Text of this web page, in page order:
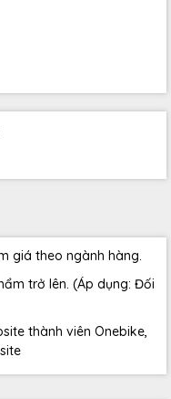
giá theo ngành hàng.
trở lên. (Áp dụng: Đối
thành viên Onebike,